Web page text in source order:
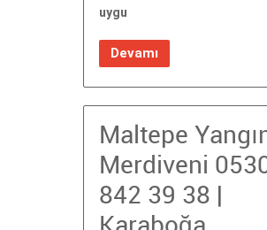
uygu
Devamı
Maltepe
Merdiveni
842 39 38 |